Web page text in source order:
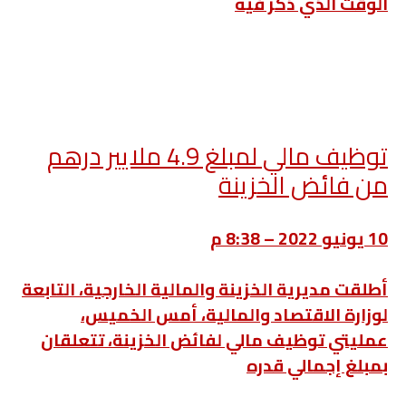
توظيف مالي لمبلغ 4.9 ملايير درهم
من فائض الخزينة
10 يونيو 2022 – 8:38 م
أطلقت مديرية الخزينة والمالية الخارجية، التابعة
لوزارة الاقتصاد والمالية، أمس الخميس،
عمليتي توظيف مالي لفائض الخزينة، تتعلقان
بمبلغ إجمالي قدره